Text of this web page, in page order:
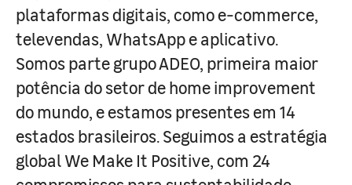
plataformas digitais, como e-commerce,
televendas, WhatsApp e aplicativo.
Somos parte grupo ADEO, primeira maior
potência do setor de home improvement
do mundo, e estamos presentes em 14
estados brasileiros. Seguimos a estratégia
global We Make It Positive, com 24